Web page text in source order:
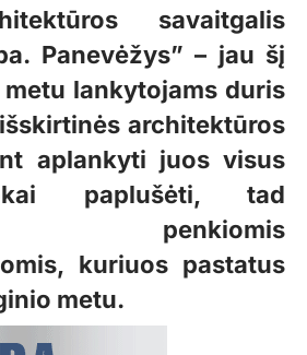
savaitgalis
Panevėžys” – jau šį
lankytojams duris
architektūros
aplankyti juos visus
paplušėti, tad
penkiomis
kuriuos pastatus
metu.